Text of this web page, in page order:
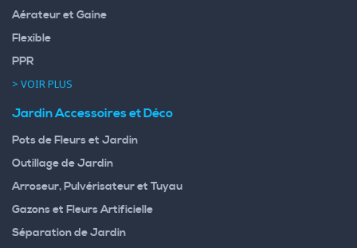
Aérateur et Gaine
Flexible
PPR
> VOIR PLUS
Jardin Accessoires et Déco
Pots de Fleurs et Jardin
Outillage de Jardin
Arroseur, Pulvérisateur et Tuyau
Gazons et Fleurs Artificielle
Séparation de Jardin